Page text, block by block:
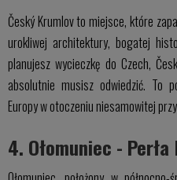
Český Krumlov to miejsce, które
urokliwej architektury, bogatej
planujesz wycieczkę do Czech,
absolutnie musisz odwiedzić. To
Europy w otoczeniu niesamowitej
4. Ołomuniec - Perła